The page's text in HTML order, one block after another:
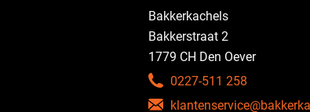
Bakkerkachels
Bakkerstraat 2
1779 CH Den Oever
0227-511 258